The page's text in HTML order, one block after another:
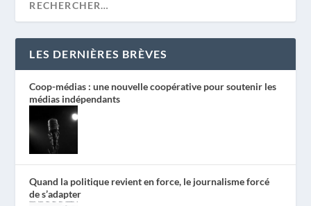
LES DERNIÈRES BRÈVES
Coop-médias : une nouvelle coopérative pour soutenir les
médias indépendants
Quand la politique revient en force, le journalisme forcé
de s’adapter